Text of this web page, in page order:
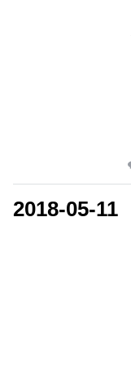
2018-05-11